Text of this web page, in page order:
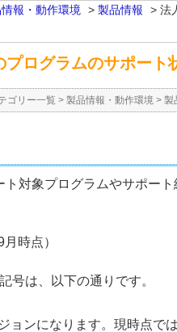
報・動作環境 > 製品情報 > 法
ログラムのサポート
ゴリー一覧 > 製品情報・動作環境 > 製
対象プログラムやサポー
月時点）
号は、以下の通りです。
ョンになります。現時点で